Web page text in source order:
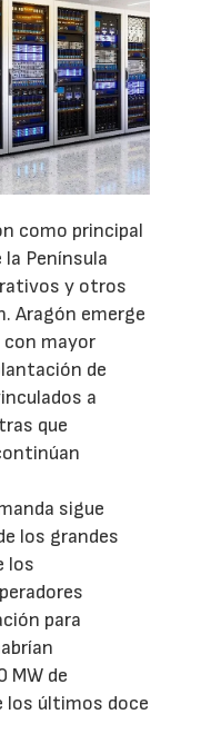
como principal
Península
y otros
Aragón emerge
con mayor
de
a
que
sigue
los grandes
los
para
MW de
los últimos doce